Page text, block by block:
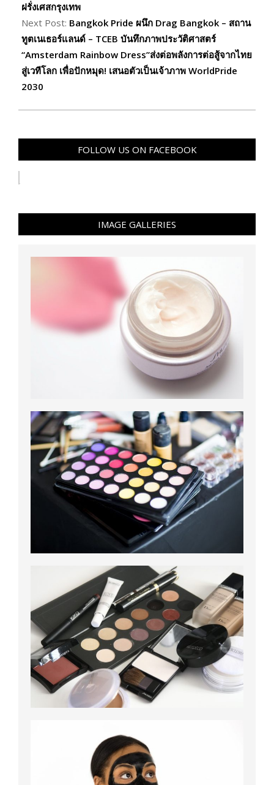
ฝรั่งเศสกรุงเทพ
Next Post: Bangkok Pride ผนึก Drag Bangkok – สถาน
ทูตเนเธอร์แลนด์ – TCEB บันทึกภาพประวัติศาสตร์
“Amsterdam Rainbow Dress”ส่งต่อพลังการต่อสู้จากไทย
สู่เวทีโลก เพื่อปักหมุด! เสนอตัวเป็นเจ้าภาพ WorldPride
2030
FOLLOW US ON FACEBOOK
IMAGE GALLERIES